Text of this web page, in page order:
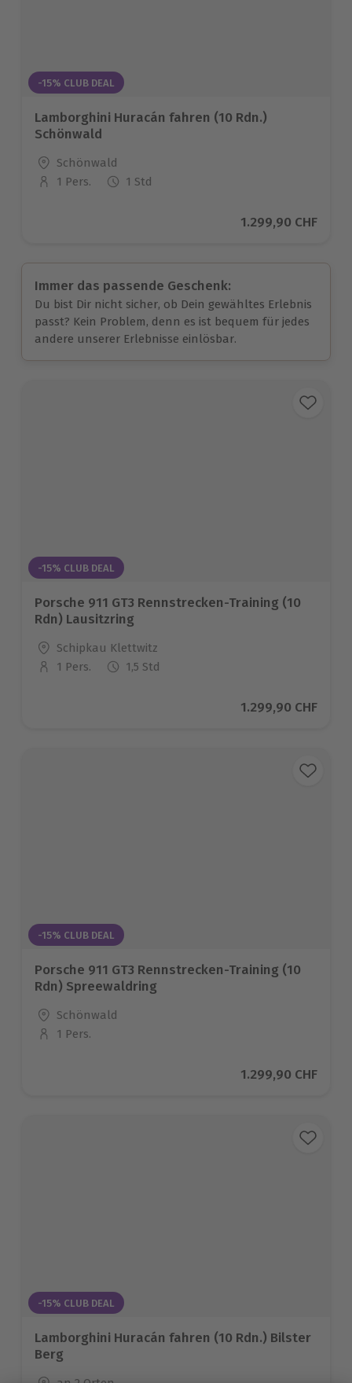
-15% CLUB DEAL
Lamborghini Huracán fahren (10 Rdn.)
Schönwald
Standort
Schönwald
Anzahl der Teilnehmer
1 Pers. 1 Std
Aktueller Preis
1.299,90 CHF
Immer das passende Geschenk:
Du bist Dir nicht sicher, ob Dein gewähltes Erlebnis
passt? Kein Problem, denn es ist bequem für jedes
andere unserer Erlebnisse einlösbar.
-15% CLUB DEAL
Porsche 911 GT3 Rennstrecken-Training (10
Rdn) Lausitzring
Standort
Schipkau Klettwitz
Anzahl der Teilnehmer
1 Pers. 1,5 Std
Aktueller Preis
1.299,90 CHF
-15% CLUB DEAL
Porsche 911 GT3 Rennstrecken-Training (10
Rdn) Spreewaldring
Standort
Schönwald
Anzahl der Teilnehmer
1 Pers.
Aktueller Preis
1.299,90 CHF
-15% CLUB DEAL
Lamborghini Huracán fahren (10 Rdn.) Bilster
Berg